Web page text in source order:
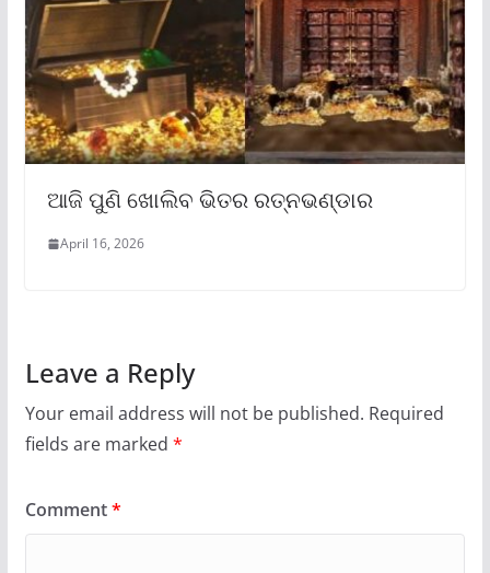
ଆଜି ପୁଣି ଖୋଲିବ ଭିତର ରତ୍ନଭଣ୍ଡାର
April 16, 2026
Leave a Reply
Your email address will not be published. Required
fields are marked *
Comment*